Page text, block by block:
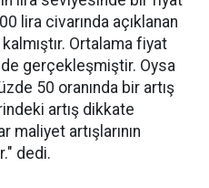
lira civarında açıklanan
Ortalama fiyat
gerçekleşmiştir. Oysa
50 oranında bir artış
artış dikkate
maliyet artışlarının
dedi.